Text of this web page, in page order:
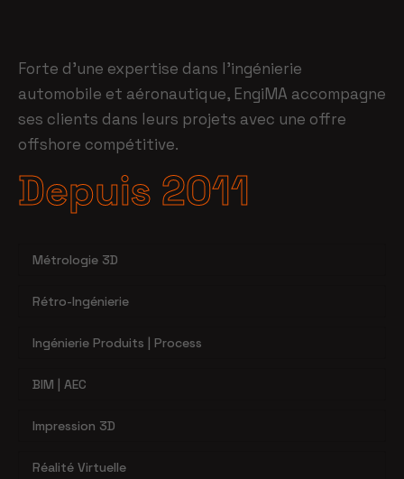
Forte d’une expertise dans l’ingénierie
automobile et aéronautique, EngiMA accompagne
ses clients dans leurs projets avec une offre
offshore compétitive.
Depuis 2011
Métrologie 3D
Rétro-Ingénierie
Ingénierie Produits | Process
BIM | AEC
Impression 3D
Réalité Virtuelle